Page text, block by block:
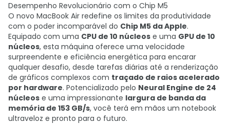
Desempenho Revolucionário com o Chip M5
O novo MacBook Air redefine os limites da produtividade
com o poder incomparável do Chip M5 da Apple.
Equipado com uma CPU de 10 núcleos e uma GPU de 10
núcleos, esta máquina oferece uma velocidade
surpreendente e eficiência energética para encarar
qualquer desafio, desde tarefas diárias até a renderização
de gráficos complexos com traçado de raios acelerado
por hardware. Potencializado pelo Neural Engine de 24
núcleos e uma impressionante largura de banda da
memória de 153 GB/s, você terá em mãos um notebook
ultraveloz e pronto para o futuro.